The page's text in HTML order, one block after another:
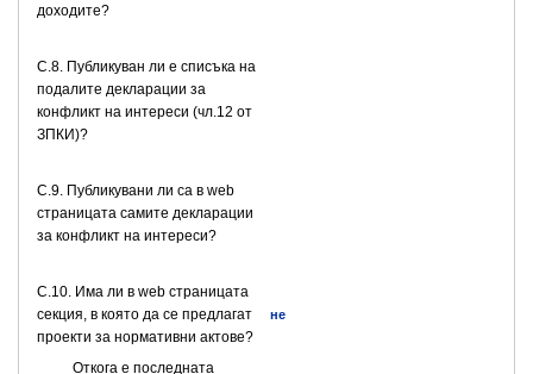
доходите?
C.8. Публикуван ли е списъка на
подалите декларации за
конфликт на интереси (чл.12 от
ЗПКИ)?
C.9. Публикувани ли са в web
страницата самите декларации
за конфликт на интереси?
C.10. Има ли в web страницата
секция, в която да се предлагат
проекти за нормативни актове?
не
Откога е последната